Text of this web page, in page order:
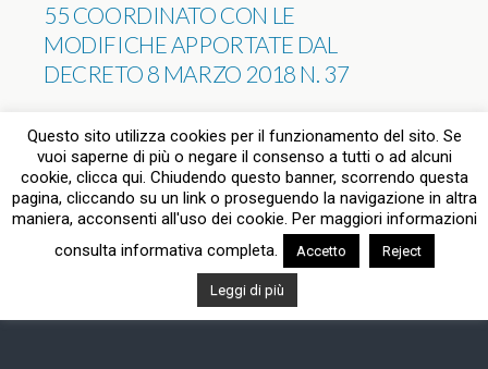
55 COORDINATO CON LE
MODIFICHE APPORTATE DAL
DECRETO 8 MARZO 2018 N. 37
Torna su
Dispositivo Portatile Pc Desktop
Questo sito utilizza cookies per il funzionamento del sito. Se
vuoi saperne di più o negare il consenso a tutti o ad alcuni
cookie, clicca qui. Chiudendo questo banner, scorrendo questa
pagina, cliccando su un link o proseguendo la navigazione in altra
maniera, acconsenti all'uso dei cookie. Per maggiori informazioni
consulta informativa completa.
Accetto Reject
Leggi di più